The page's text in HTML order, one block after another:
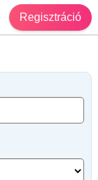
Regisztráció